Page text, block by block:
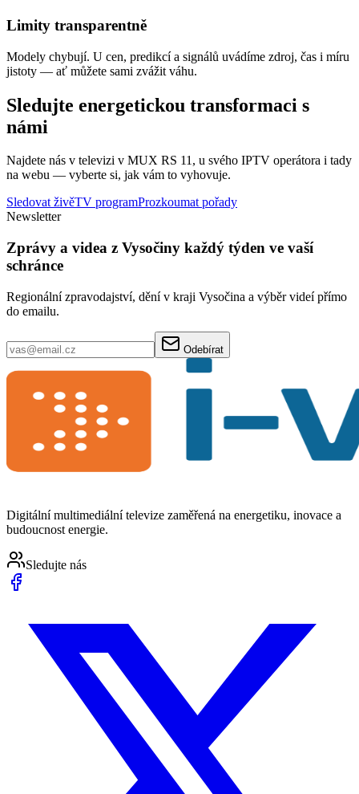
Limity transparentně
Modely chybují. U cen, predikcí a signálů uvádíme zdroj, čas i míru
jistoty — ať můžete sami zvážit váhu.
Sledujte energetickou transformaci s
námi
Najdete nás v televizi v MUX RS 11, u svého IPTV operátora i tady
na webu — vyberte si, jak vám to vyhovuje.
Sledovat živěTV programProzkoumat pořady
Newsletter
Zprávy a videa z Vysočiny každý týden ve vaší
schránce
Regionální zpravodajství, dění v kraji Vysočina a výběr videí přímo
do emailu.
Odebírat
Digitální multimediální televize zaměřená na energetiku, inovace a
budoucnost energie.
Sledujte nás